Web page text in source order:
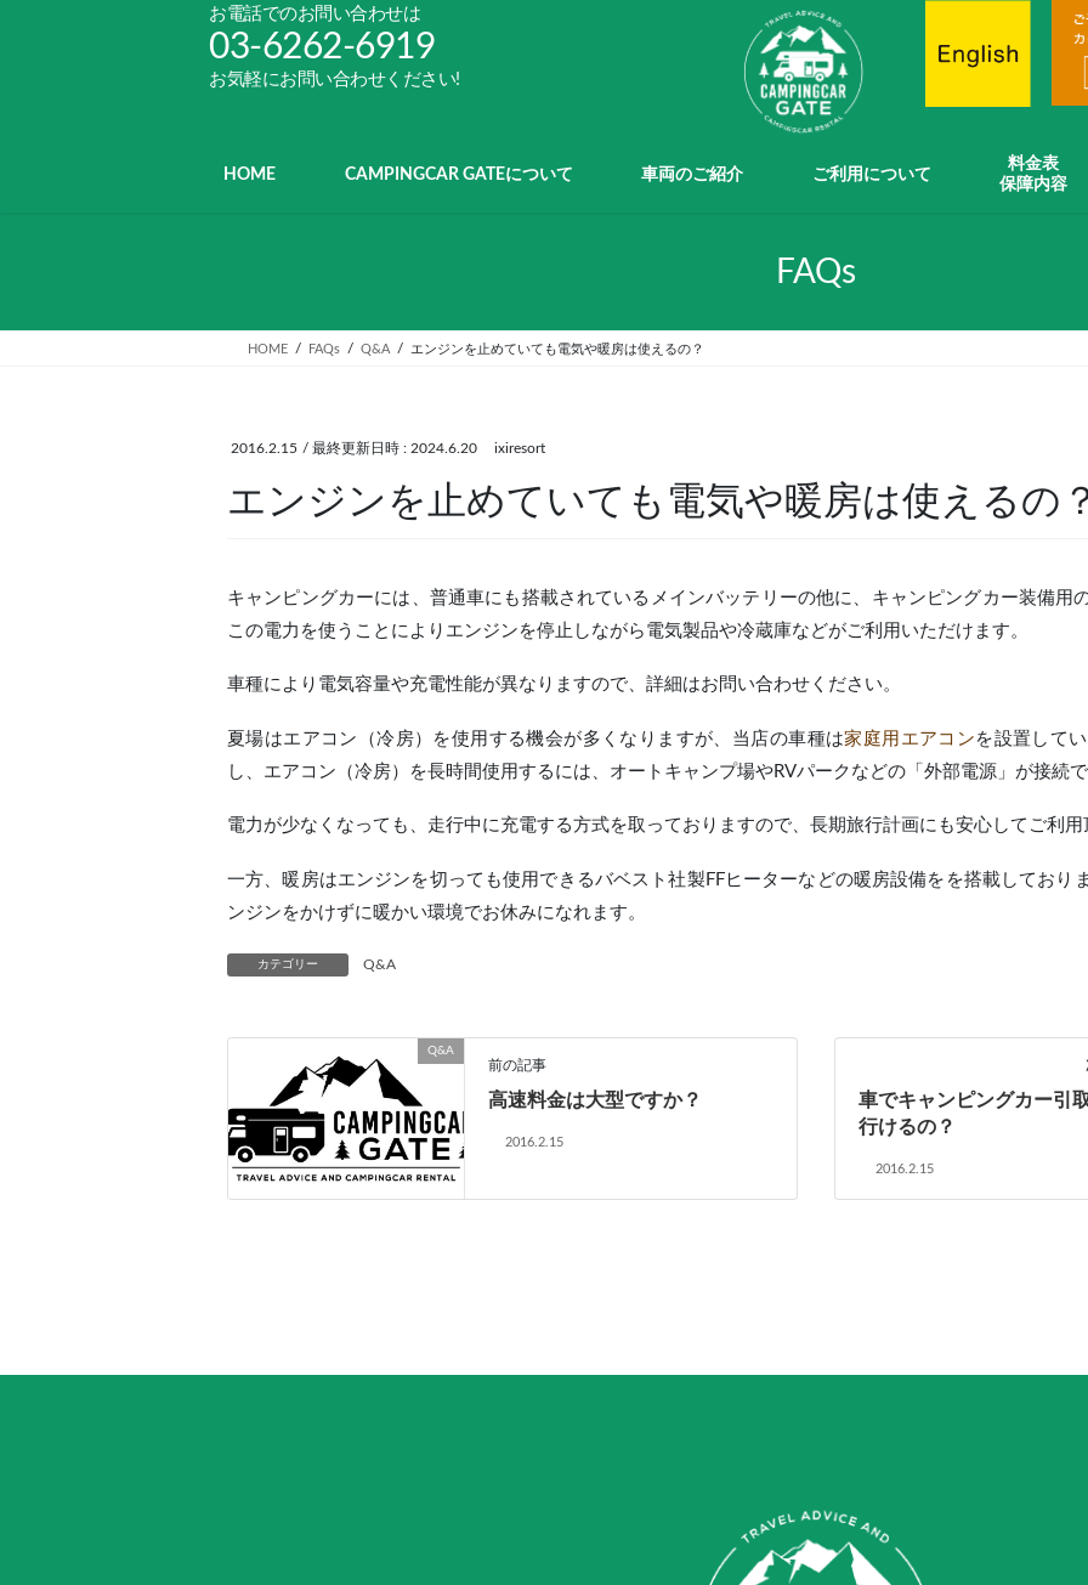
お電話でのお問い合わせは
03-6262-6919
お気軽にお問い合わせください!
HOME CAMPINGCAR GATEについて 車両のご紹介 ご利用について
料金表
保障内容
FAQs
HOME FAQs Q&A エンジンを止めていても電気や暖房は使えるの？
2016.2.15 / 最終更新日時 : 2024.6.20 ixiresort
エンジンを止めていても電気や暖房は使えるの
キャンピングカーには、普通車にも搭載されているメインバッテリーの他に、キャンピングカー装備用
この電力を使うことによりエンジンを停止しながら電気製品や冷蔵庫などがご利用いただけます。
車種により電気容量や充電性能が異なりますので、詳細はお問い合わせください。
夏場はエアコン（冷房）を使用する機会が多くなりますが、当店の車種は家庭用エアコン を設置して
し、エアコン（冷房）を長時間使用するには、オートキャンプ場やRVパークなどの「外部電源」が接続
電力が少なくなっても、走行中に充電する方式を取っておりますので、長期旅行計画にも安心してご利用
一方、暖房はエンジンを切っても使用できるバベスト社製FFヒーターなどの暖房設備をを搭載しており
ンジンをかけずに暖かい環境でお休みになれます。
カテゴリー Q&A
Q&A
前の記事
高速料金は大型ですか？
2016.2.15
車でキャンピングカー引
行けるの？
2016.2.15